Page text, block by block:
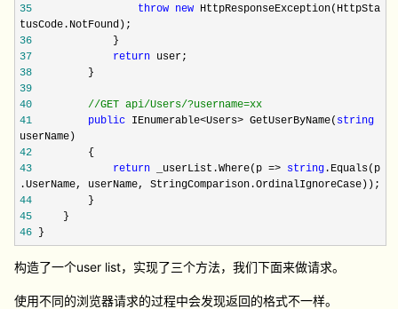
35
throw new HttpResponseException(HttpSta
tusCode.NotFound);
36 }
37
return user;
38 }
39
40
//GET api/Users/?username=xx
41
public IEnumerable<Users> GetUserByName( string
userName)
42 {
43
return _userList.Where(p => string .Equals(p
.UserName, userName, StringComparison.OrdinalIgnoreCase));
44 }
45 }
46 }
构造了一个user list，实现了三个方法，我们下面来做请求。
使用不同的浏览器请求的过程中会发现返回的格式不一样。